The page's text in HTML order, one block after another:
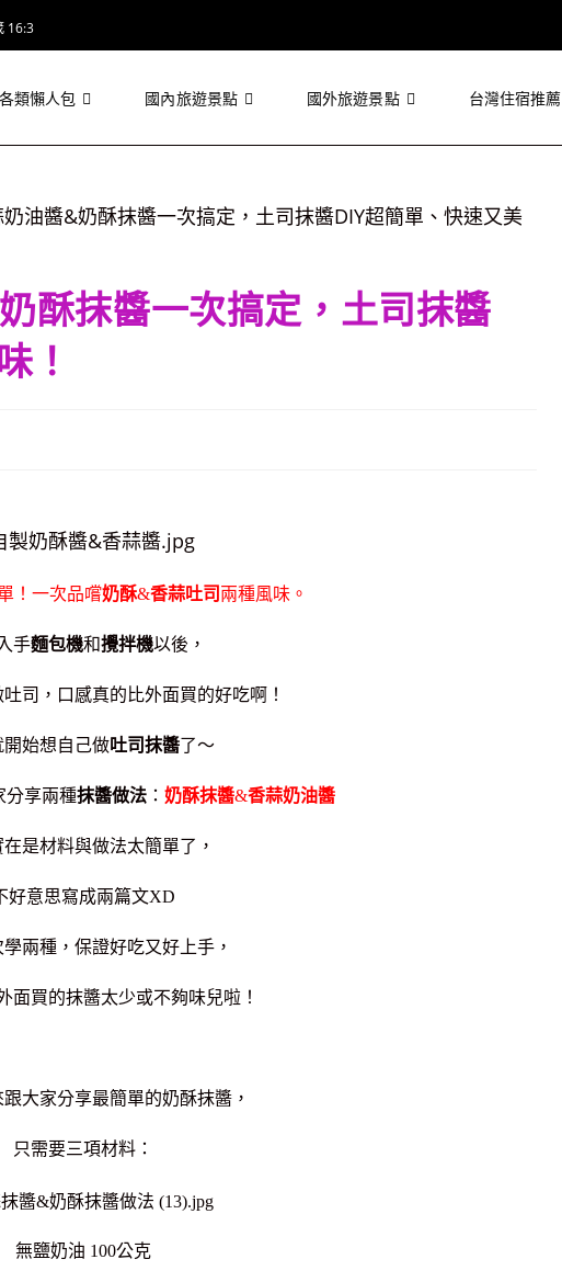
16:3
各類懶人包 國內旅遊景點 國外旅遊景點 台灣住宿推薦
酥抹醬一次搞定，土司抹醬
！
！一次品嚐奶酥&香蒜吐司 兩種風味。
手麵包機和攪拌機以後，
司，口感真的比外面買的好吃啊！
開始想自己做吐司抹醬了～
分享兩種抹醬做法 ：奶酥抹醬&香蒜奶油醬
在是材料與做法太簡單了，
好意思寫成兩篇文XD
兩種，保證好吃又好上手，
面買的抹醬太少或不夠味兒啦！
大家分享最簡單的奶酥抹醬，
只需要三項材料：
無鹽奶油 100公克